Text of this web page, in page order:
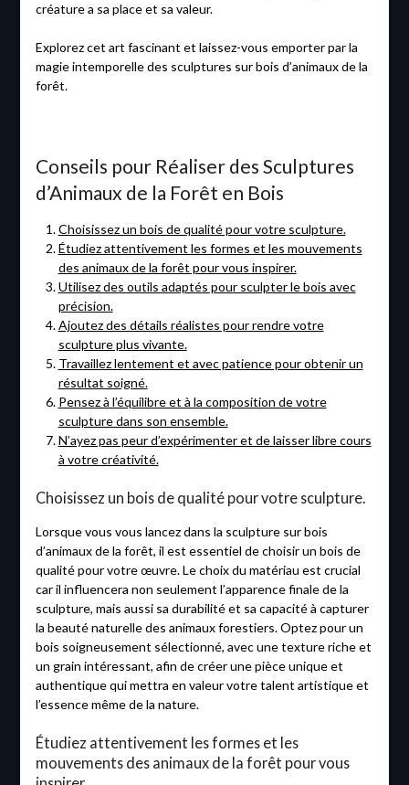
créature a sa place et sa valeur.
Explorez cet art fascinant et laissez-vous emporter par la
magie intemporelle des sculptures sur bois d’animaux de la
forêt.
Conseils pour Réaliser des Sculptures
d’Animaux de la Forêt en Bois
Choisissez un bois de qualité pour votre sculpture.
Étudiez attentivement les formes et les mouvements
des animaux de la forêt pour vous inspirer.
Utilisez des outils adaptés pour sculpter le bois avec
précision.
Ajoutez des détails réalistes pour rendre votre
sculpture plus vivante.
Travaillez lentement et avec patience pour obtenir un
résultat soigné.
Pensez à l’équilibre et à la composition de votre
sculpture dans son ensemble.
N’ayez pas peur d’expérimenter et de laisser libre cours
à votre créativité.
Choisissez un bois de qualité pour votre sculpture.
Lorsque vous vous lancez dans la sculpture sur bois
d’animaux de la forêt, il est essentiel de choisir un bois de
qualité pour votre œuvre. Le choix du matériau est crucial
car il influencera non seulement l’apparence finale de la
sculpture, mais aussi sa durabilité et sa capacité à capturer
la beauté naturelle des animaux forestiers. Optez pour un
bois soigneusement sélectionné, avec une texture riche et
un grain intéressant, afin de créer une pièce unique et
authentique qui mettra en valeur votre talent artistique et
l’essence même de la nature.
Étudiez attentivement les formes et les
mouvements des animaux de la forêt pour vous